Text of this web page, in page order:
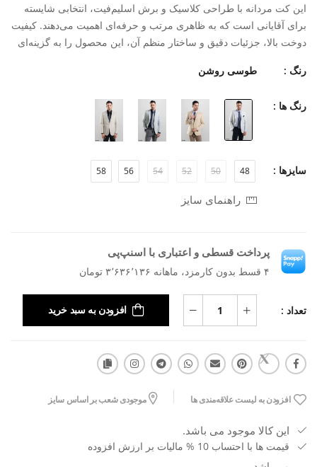
این کت مردانه با طراحی کلاسیک و برش اسلیم‌فیت، انتخابی شایسته
برای آقایانی است که به ظاهری مرتب و حرفه‌ای اهمیت می‌دهند. کیفیت
دوخت بالا، جزئیات دقیق و ساختار منظم آن، این محصول را به گزینه‌ای
خاص تبدیل کرده است.
رنگ : طوسی روشن
رنگ ها :
سایزها : 48
50
52
54
56
58
راهنمای سایز
پرداخت قسطی و اعتباری با اسنپ‌پی
۴ قسط بدون کارمزد، ماهانه ۳٬۶۳۶٬۱۳۶ تومان
تعداد : افزودن به سبد خرید
افزودن به لیست علاقه‌مندی ها موجودی شعب بر اساس سایز
این کالا موجود می باشد.
قیمت ها با احتساب 10 % مالیات بر ارزش افزوده